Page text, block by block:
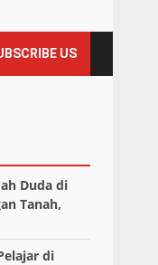
US
Duda di
Tanah,
di